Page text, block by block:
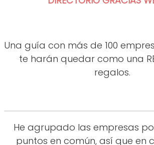
Una guía con más de 100
te harán quedar como una
regalos.
He agrupado las empresas
puntos en común, así que en